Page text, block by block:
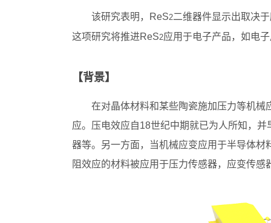
该研究表明，ReS2二维器件显示出取决
这项研究将推进ReS2应用于电子产品，如电
【背景】
在对晶体材料和某些陶瓷施加压力等机
应。压电效应自18世纪中期就已为人所知，
器等。另一方面，当机械应变应用于半导体
阻效应的材料被应用于压力传感器，应变传感